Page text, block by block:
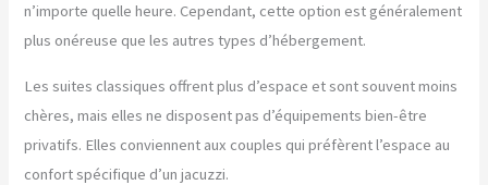
n’importe quelle heure. Cependant, cette option est généralement
plus onéreuse que les autres types d’hébergement.
Les suites classiques offrent plus d’espace et sont souvent moins
chères, mais elles ne disposent pas d’équipements bien-être
privatifs. Elles conviennent aux couples qui préfèrent l’espace au
confort spécifique d’un jacuzzi.